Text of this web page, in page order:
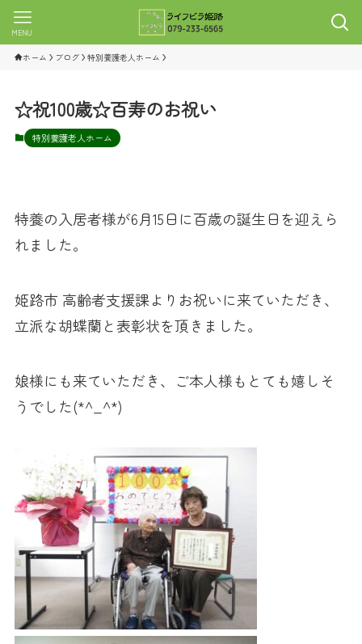
MENU
ホーム ブログ 特別養護老人ホーム
☆祝100歳☆百寿のお祝い
特別養護老人ホーム
特養の入居者様が6月15日に百歳の誕生日を迎えら
れました。
姫路市 高齢者支援課よりお祝いに来ていただき、
立派な胡蝶蘭と表彰状を頂きました。
娘様にも来ていただき、ご本人様もとても嬉しそ
うでした(*^_^*)